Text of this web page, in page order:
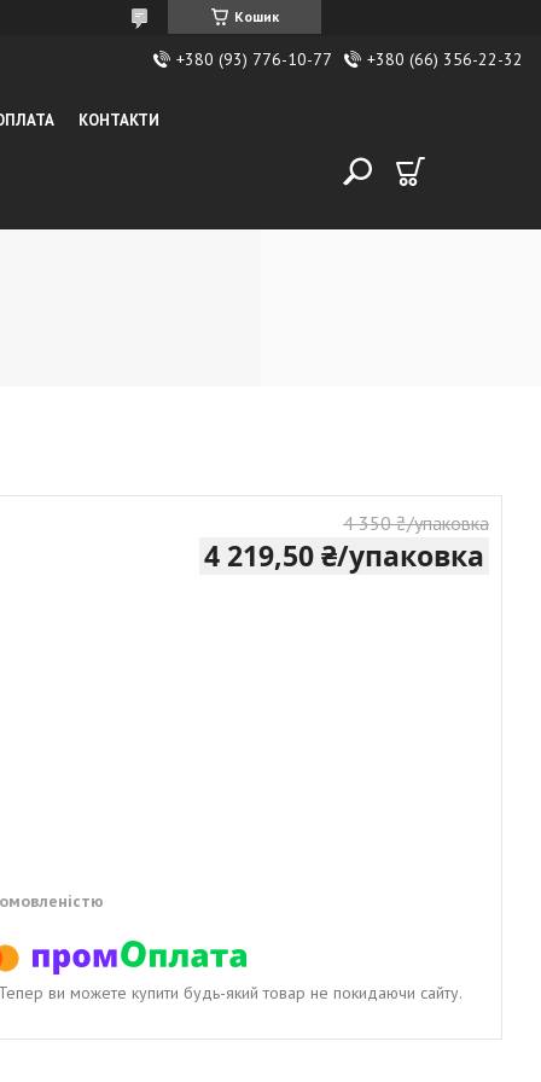
Кошик
+380 (93) 776-10-77 +380 (66) 356-22-32
КОНТАКТИ
4 350 ₴/упаковка
4 219,50 ₴/упаковка
Тепер ви можете купити будь-який товар не покидаючи сайту.